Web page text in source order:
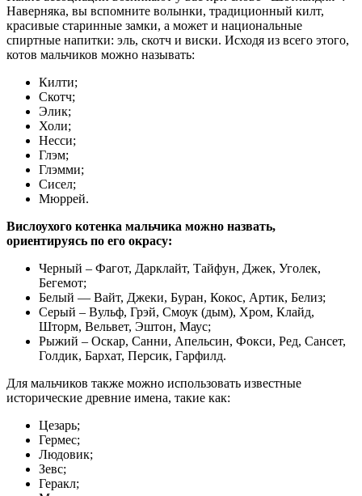
Наверняка, вы вспомните волынки, традиционный килт,
красивые старинные замки, а может и национальные
спиртные напитки: эль, скотч и виски. Исходя из всего этого,
котов мальчиков можно называть:
Килти;
Скотч;
Элик;
Холи;
Несси;
Глэм;
Глэмми;
Сисел;
Мюррей.
Вислоухого котенка мальчика можно назвать,
ориентируясь по его окрасу:
Черный – Фагот, Дарклайт, Тайфун, Джек, Уголек,
Бегемот;
Белый — Вайт, Джеки, Буран, Кокос, Артик, Белиз;
Серый – Вульф, Грэй, Смоук (дым), Хром, Клайд,
Шторм, Вельвет, Эштон, Маус;
Рыжий – Оскар, Санни, Апельсин, Фокси, Ред, Сансет,
Голдик, Бархат, Персик, Гарфилд.
Для мальчиков также можно использовать известные
исторические древние имена, такие как:
Цезарь;
Гермес;
Людовик;
Зевс;
Геракл;